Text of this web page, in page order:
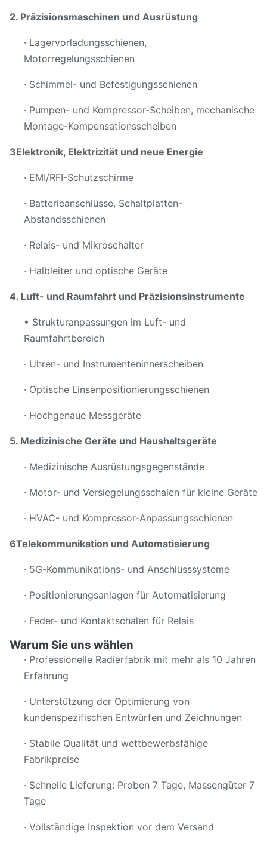
2. Präzisionsmaschinen und Ausrüstung
· Lagervorladungsschienen,
Motorregelungsschienen
· Schimmel- und Befestigungsschienen
· Pumpen- und Kompressor-Scheiben, mechanische
Montage-Kompensationsscheiben
3Elektronik, Elektrizität und neue Energie
· EMI/RFI-Schutzschirme
· Batterieanschlüsse, Schaltplatten-
Abstandsschienen
· Relais- und Mikroschalter
· Halbleiter und optische Geräte
4. Luft- und Raumfahrt und Präzisionsinstrumente
• Strukturanpassungen im Luft- und
Raumfahrtbereich
· Uhren- und Instrumenteninnerscheiben
· Optische Linsenpositionierungsschienen
· Hochgenaue Messgeräte
5. Medizinische Geräte und Haushaltsgeräte
· Medizinische Ausrüstungsgegenstände
· Motor- und Versiegelungsschalen für kleine Geräte
· HVAC- und Kompressor-Anpassungsschienen
6Telekommunikation und Automatisierung
· 5G-Kommunikations- und Anschlüsssysteme
· Positionierungsanlagen für Automatisierung
· Feder- und Kontaktschalen für Relais
Warum Sie uns wählen
· Professionelle Radierfabrik mit mehr als 10 Jahren
Erfahrung
· Unterstützung der Optimierung von
kundenspezifischen Entwürfen und Zeichnungen
· Stabile Qualität und wettbewerbsfähige
Fabrikpreise
· Schnelle Lieferung: Proben 7 Tage, Massengüter 7
Tage
· Vollständige Inspektion vor dem Versand